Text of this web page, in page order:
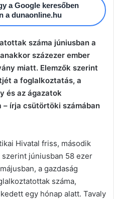
a Google keresőben
a dunaonline.hu
száma júniusban a
százezer ember
miatt. Elemzők szerint
a foglalkoztatás, a
és az ágazatok
írja csütörtöki számában
Hivatal friss, második
júniusban 58 ezer
a gazdaság
száma,
egy hónap alatt. Tavaly